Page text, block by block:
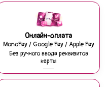
Онлайн-оплата
MonoPay / Google Pay / Apple Pay
Без ручного ввода реквизитов
карты